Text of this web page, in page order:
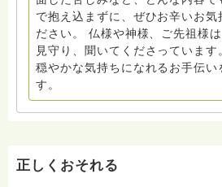
で抱え込まずに、ぜひお辛いお気
ださい。 仏様や神様、ご先祖様
見守り、聞いてくださっていま
穏やかな気持ちになれるお手伝い
す。
正しくおそれる